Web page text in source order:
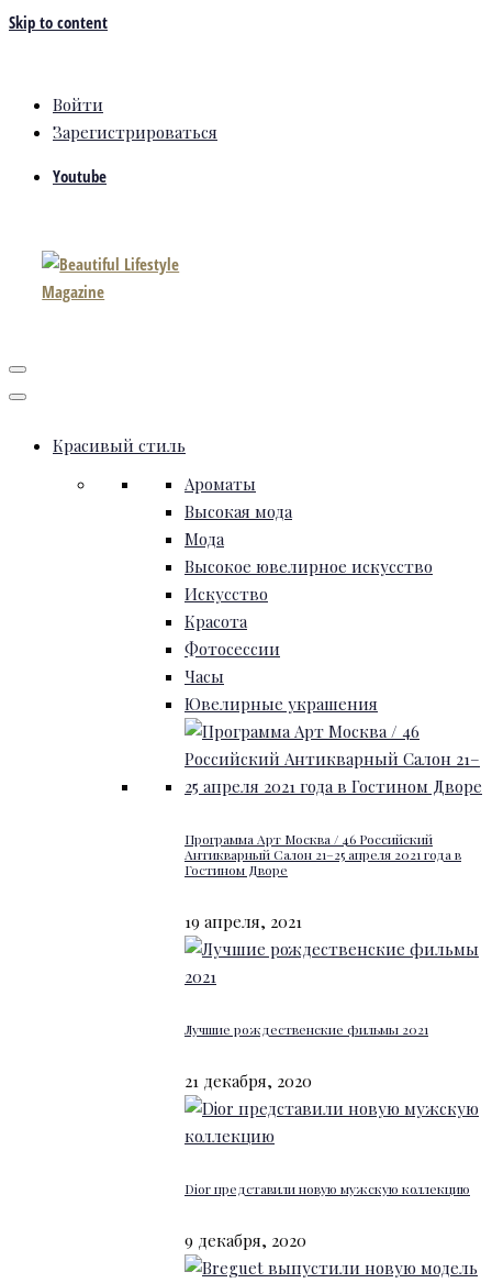
Skip to content
Войти
Зарегистрироваться
Youtube
Красивый стиль
Ароматы
Высокая мода
Мода
Высокое ювелирное искусство
Искусство
Красота
Фотосессии
Часы
Ювелирные украшения
Программа Арт Москва / 46 Российский
Антикварный Салон 21–25 апреля 2021 года в
Гостином Дворе
19 апреля, 2021
Лучшие рождественские фильмы 2021
21 декабря, 2020
Dior представили новую мужскую коллекцию
9 декабря, 2020